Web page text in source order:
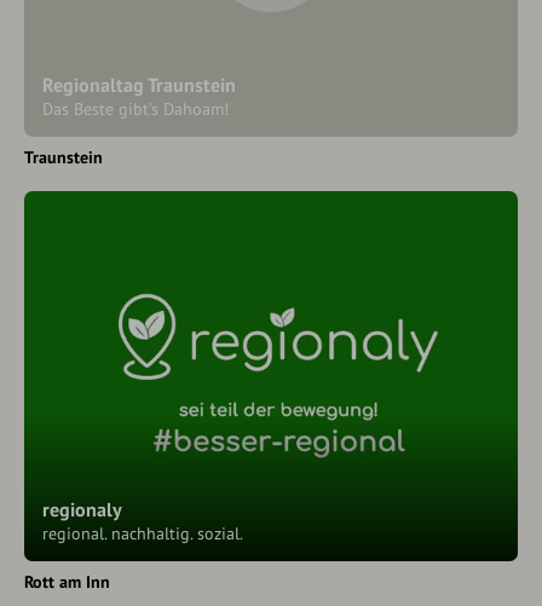
Regionaltag Traunstein
Das Beste gibt’s Dahoam!
Traunstein
regionaly
regional. nachhaltig. sozial.
Rott am Inn